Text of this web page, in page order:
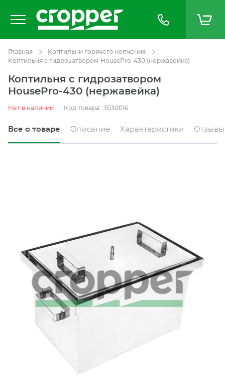
Главная
Коптильни горячего копчения
Коптильня с гидрозатвором HousePro-430 (нержавейка)
Коптильня с гидрозатвором
HousePro-430 (нержавейка)
Нет в наличии Код товара: 3030016
Все о товаре Описание Характеристики Отзывы